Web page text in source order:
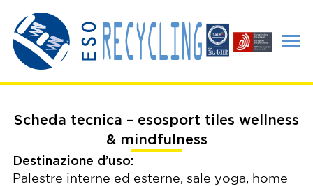
Scheda tecnica – esosport tiles wellness
& mindfulness
Destinazione d’uso:
Palestre interne ed esterne, sale yoga, home